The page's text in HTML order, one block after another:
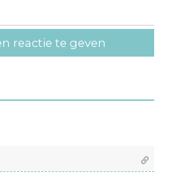
reactie te geven